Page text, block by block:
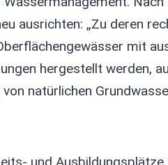
ausrichten: „Zu deren
mit
hergestellt werden,
natürlichen